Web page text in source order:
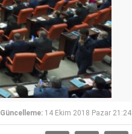
Güncelleme: 14 Ekim 2018 Pazar 21:24